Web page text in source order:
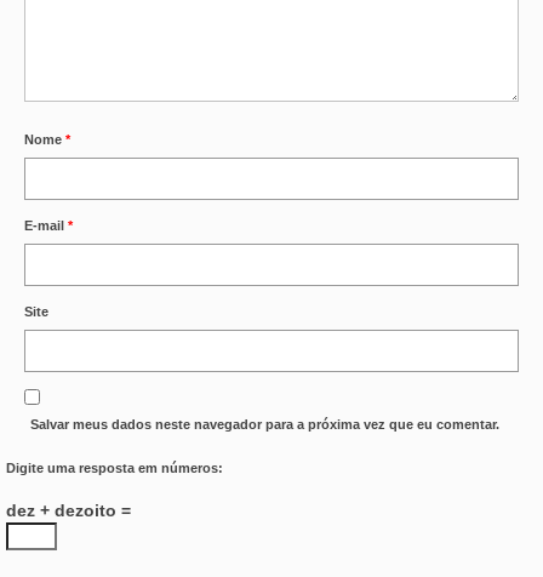
Nome *
E-mail *
Site
Salvar meus dados neste navegador para a próxima vez que eu comentar.
Digite uma resposta em números:
dez + dezoito =